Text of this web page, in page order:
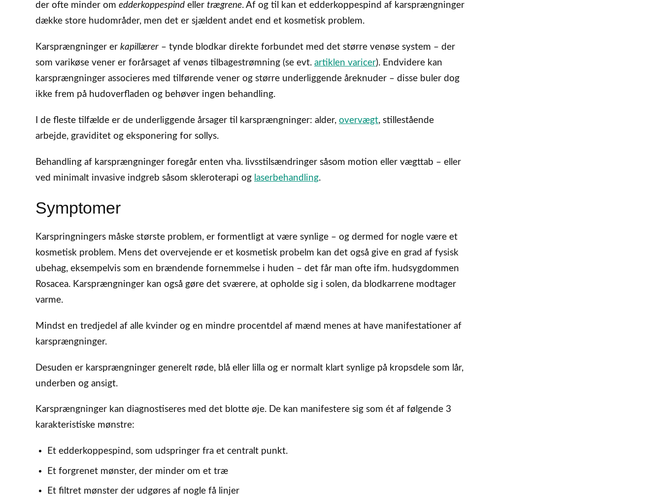
der ofte minder om edderkoppespind eller trægrene. Af og til kan et edderkoppespind af karsprængninger
dække store hudområder, men det er sjældent andet end et kosmetisk problem.
Karsprængninger er kapillærer – tynde blodkar direkte forbundet med det større venøse system – der
som varikøse vener er forårsaget af venøs tilbagestrømning (se evt. artiklen varicer). Endvidere kan
karsprængninger associeres med tilførende vener og større underliggende åreknuder – disse buler dog
ikke frem på hudoverfladen og behøver ingen behandling.
I de fleste tilfælde er de underliggende årsager til karsprængninger: alder, overvægt, stillestående
arbejde, graviditet og eksponering for sollys.
Behandling af karsprængninger foregår enten vha. livsstilsændringer såsom motion eller vægttab – eller
ved minimalt invasive indgreb såsom skleroterapi og laserbehandling.
Symptomer
Karspringningers måske største problem, er formentligt at være synlige – og dermed for nogle være et
kosmetisk problem. Mens det overvejende er et kosmetisk probelm kan det også give en grad af fysisk
ubehag, eksempelvis som en brændende fornemmelse i huden – det får man ofte ifm. hudsygdommen
Rosacea. Karsprængninger kan også gøre det sværere, at opholde sig i solen, da blodkarrene modtager
varme.
Mindst en tredjedel af alle kvinder og en mindre procentdel af mænd menes at have manifestationer af
karsprængninger.
Desuden er karsprængninger generelt røde, blå eller lilla og er normalt klart synlige på kropsdele som lår,
underben og ansigt.
Karsprængninger kan diagnostiseres med det blotte øje. De kan manifestere sig som ét af følgende 3
karakteristiske mønstre:
Et edderkoppespind, som udspringer fra et centralt punkt.
Et forgrenet mønster, der minder om et træ
Et filtret mønster der udgøres af nogle få linjer